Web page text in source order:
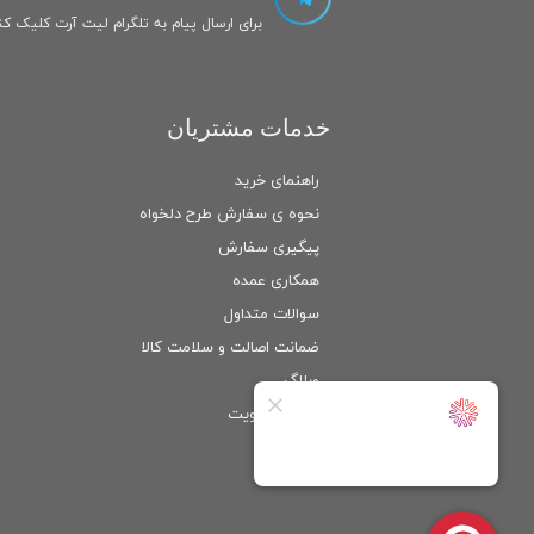
راهنمای خرید
نحوه ی سفارش طرح دلخواه
پیگیری سفارش
همکاری عمده
سوالات متداول
ضمانت اصالت و سلامت كالا
وبلاگ
خدمات مشتریان
برای ارسال پیام به تلگرام لیت آرت کلیک
عضویت